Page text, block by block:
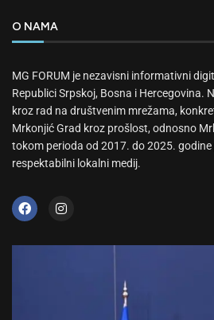
O NAMA
MG FORUM je nezavisni informativni
Republici Srpskoj, Bosna i Hercegovina.
kroz rad na društvenim mrežama,
Mrkonjić Grad kroz prošlost, odnosno
tokom perioda od 2017. do 2025.
respektabilni lokalni medij.